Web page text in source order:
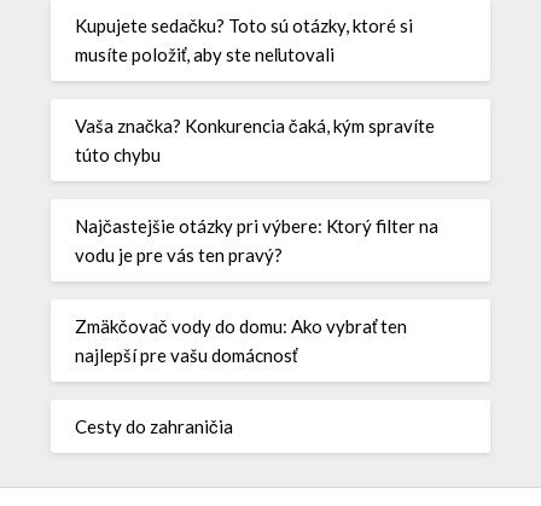
Kupujete sedačku? Toto sú otázky, ktoré si
musíte položiť, aby ste neľutovali
Vaša značka? Konkurencia čaká, kým spravíte
túto chybu
Najčastejšie otázky pri výbere: Ktorý filter na
vodu je pre vás ten pravý?
Zmäkčovač vody do domu: Ako vybrať ten
najlepší pre vašu domácnosť
Cesty do zahraničia